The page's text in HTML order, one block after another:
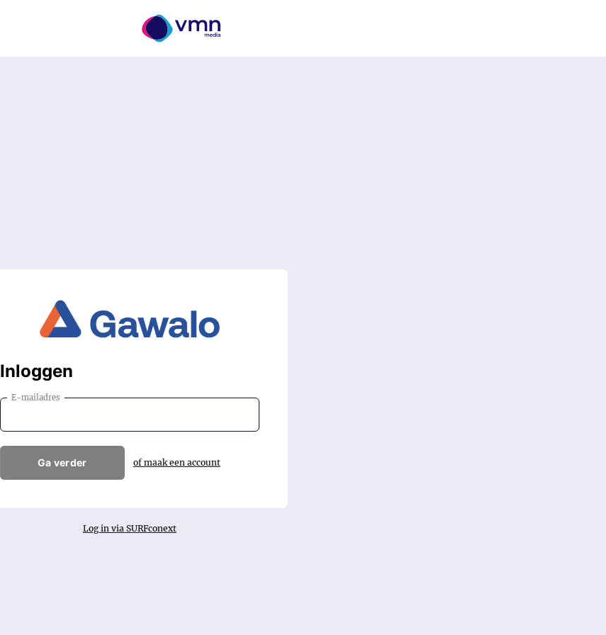
Inloggen
E-mailadres
Ga verder of maak een account
Log in via SURFconext